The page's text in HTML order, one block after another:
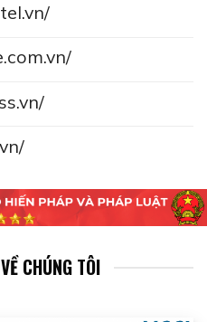
CHÚNG TÔI